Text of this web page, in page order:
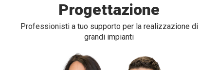
Progettazione
Professionisti a tuo supporto per la realizzazione di
grandi impianti